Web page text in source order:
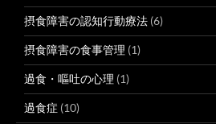
摂食障害の認知行動療法 (6)
摂食障害の食事管理 (1)
過食・嘔吐の心理 (1)
過食症 (10)